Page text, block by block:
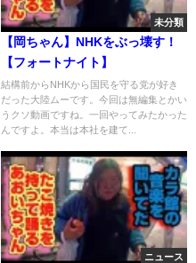
未分類
【岡ちゃん】NHKをぶっ壊す！
【フォートナイト】
結構前からNHKから国民を守る党が好き
だった大陸ムーです。今回は無編集とかい
うクソ動画ですね。一回やってみたかった
んですよ。本当は本社を建て...
ニュース